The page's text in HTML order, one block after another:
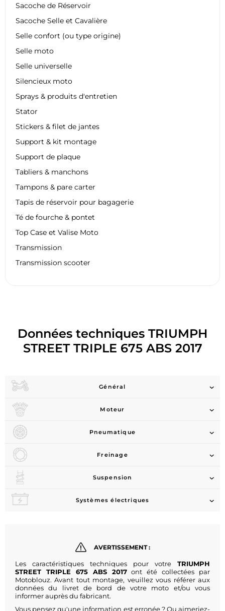
Sacoche de Réservoir
Sacoche Selle et Cavalière
Selle confort (ou type origine)
Selle moto
Selle universelle
Silencieux moto
Sprays & produits d'entretien
Stator
Stickers & filet de jantes
Support & kit montage
Support de plaque
Tabliers & manchons
Tampons & pare carter
Tapis de réservoir pour bagagerie
Té de fourche & pontet
Top Case et Valise Moto
Transmission
Transmission scooter
Données techniques TRIUMPH
STREET TRIPLE 675 ABS 2017
Général
Moteur
Pneumatique
Freinage
Suspension
Systèmes électriques
AVERTISSEMENT :
Les caractéristiques techniques pour votre TRIUMPH
STREET TRIPLE 675 ABS 2017ont été collectées par
Motoblouz. Avant tout montage, veuillez vous référer aux
données du livret de bord de votre moto et/ou vous
informer auprès du fabricant.
Vous pensez qu'une information est erronée ? Ou aimeriez-